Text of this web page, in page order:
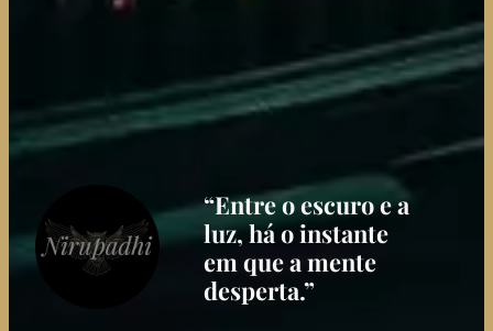
“Entre o escuro e a
luz, há o instante
em que a mente
desperta.”